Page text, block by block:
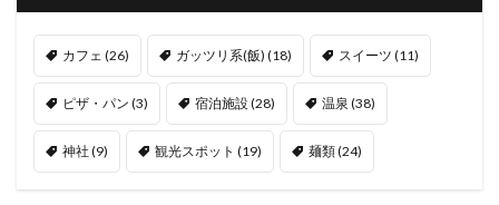
カフェ (26) ガッツリ系(飯) (18) スイーツ (11)
ピザ・パン (3) 宿泊施設(28) 温泉 (38)
神社 (9) 観光スポット (19) 麺類(24)